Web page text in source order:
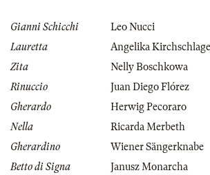
Gianni Schicchi
Leo Nucci
Lauretta
Angelika
Zita
Nelly Boschkowa
Rinuccio
Juan Diego Flórez
Gherardo
Herwig Pecoraro
Nella
Ricarda Merbeth
Gherardino
Wiener Sängerknabe
Betto di Signa
Janusz Monarcha